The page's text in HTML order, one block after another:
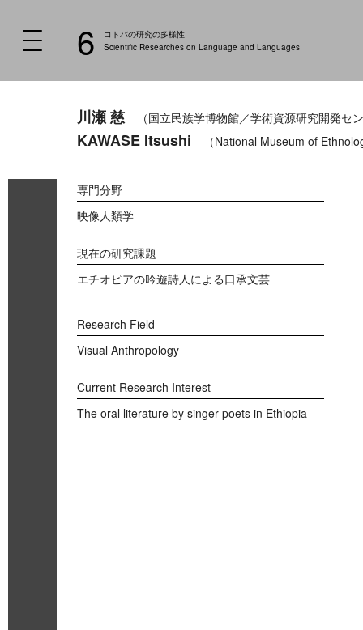
6
コトバの研究の多様性
Scientific Researches on Language and Languages
川瀬 慈 （国立民族学博物館／学術資源研究開発セ
KAWASE Itsushi （National Museum of
専門分野
映像人類学
現在の研究課題
エチオピアの吟遊詩人による口承文芸
Research Field
Visual Anthropology
Current Research Interest
The oral literature by singer poets in Ethiopia